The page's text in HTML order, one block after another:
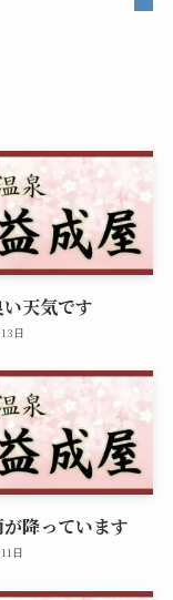
天気です
日
降っています
日